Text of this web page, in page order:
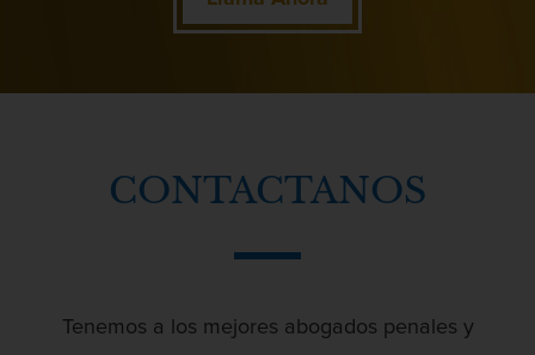
Tercera Ofensa de DUI
Peligro de Menores
CONTACTANOS
Tenemos a los mejores abogados penales y
Delitos Violentos
Descarga Negligente de un Arma de